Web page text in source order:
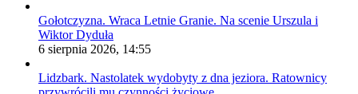
Gołotczyzna. Wraca Letnie Granie. Na scenie Urszula i
Wiktor Dyduła
6 sierpnia 2026, 14:55
Lidzbark. Nastolatek wydobyty z dna jeziora. Ratownicy